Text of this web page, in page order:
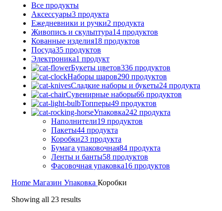
Все продукты
Аксессуары3 продукта
Ежедневники и ручки2 продукта
Живопись и скульптура14 продуктов
Кованные изделия18 продуктов
Посуда35 продуктов
Электроника1 продукт
Букеты цветов336 продуктов
Наборы шаров290 продуктов
Сладкие наборы и букеты24 продукта
Сувенирные наборы66 продуктов
Топперы49 продуктов
Упаковка242 продукта
Наполнители19 продуктов
Пакеты44 продукта
Коробки23 продукта
Бумага упаковочная84 продукта
Ленты и банты58 продуктов
Фасовочная упаковка16 продуктов
Home Магазин Упаковка Коробки
Showing all 23 results